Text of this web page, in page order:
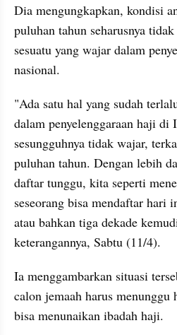
Dia mengungkapkan, kondisi
puluhan tahun seharusnya
sesuatu yang wajar dalam
nasional.
"Ada satu hal yang sudah
dalam penyelenggaraan haji di
sesungguhnya tidak wajar,
puluhan tahun. Dengan lebih
daftar tunggu, kita seperti
seseorang bisa mendaftar hari
atau bahkan tiga dekade
keterangannya, Sabtu (11/4).
Ia menggambarkan situasi
calon jemaah harus
bisa menunaikan ibadah haji.